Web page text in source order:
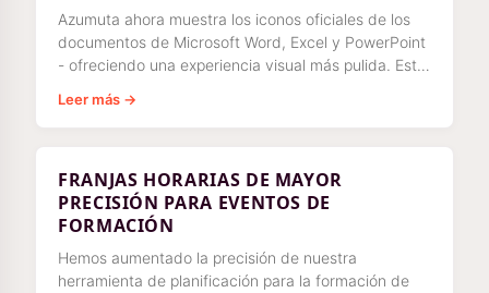
Azumuta ahora muestra los iconos oficiales de los
documentos de Microsoft Word, Excel y PowerPoint
- ofreciendo una experiencia visual más pulida. Esta
Leer más →
FRANJAS HORARIAS DE MAYOR
PRECISIÓN PARA EVENTOS DE
FORMACIÓN
Hemos aumentado la precisión de nuestra
herramienta de planificación para la formación de